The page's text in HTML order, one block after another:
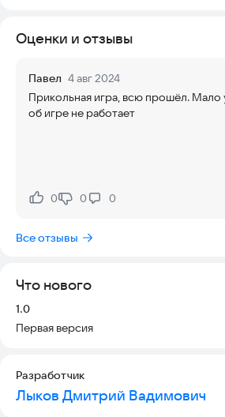
зарабатывать местную валюту и
Обязательно оставляйте отзывы.
приветствуется.
Оценки и отзывы
Павел 4 авг 2024
Прикольная игра, всю прошёл. Мало
об игре не работает
Нравится:
0Не нравится:
0 0
Все отзывы
Что нового
Версия:
1.0
Первая версия
Разработчик
Лыков Дмитрий Вадимович